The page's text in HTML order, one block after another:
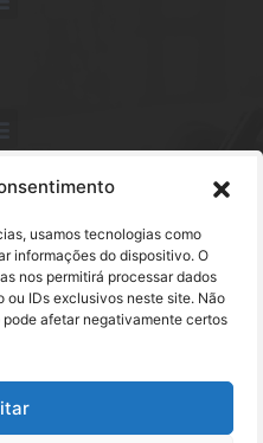
usamos tecnologias como
informações do dispositivo. O
nos permitirá processar dados
IDs exclusivos neste site. Não
afetar negativamente certos
SP CEP 01310-300